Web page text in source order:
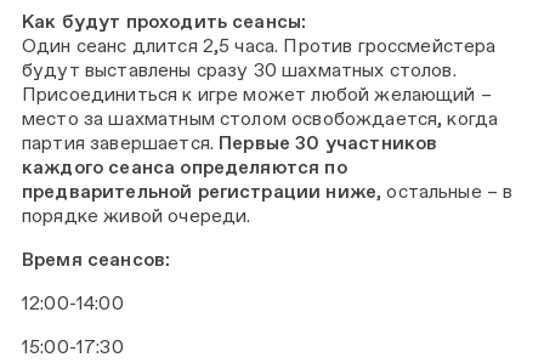
Как будут проходить сеансы:
Один сеанс длится 2,5 часа. Против гроссмейстера
будут выставлены сразу 30 шахматных столов.
Присоединиться к игре может любой желающий –
место за шахматным столом освобождается, когда
партия завершается. Первые 30 участников
каждого сеанса определяются по
предварительной регистрации ниже, остальные – в
порядке живой очереди.
Время сеансов:
12:00-14:00
15:00-17:30